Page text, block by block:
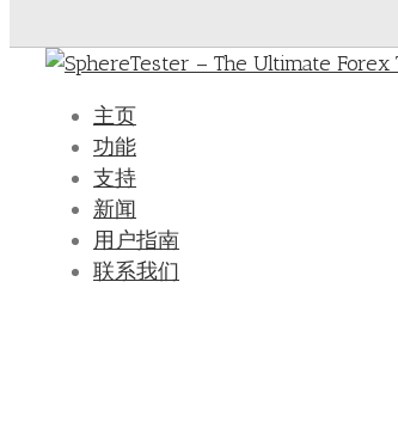
主页
功能
支持
新闻
用户指南
联系我们